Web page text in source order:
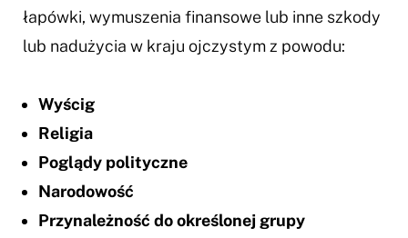
łapówki, wymuszenia finansowe lub inne szkody
lub nadużycia w kraju ojczystym z powodu:
Wyścig
Religia
Poglądy polityczne
Narodowość
Przynależność do określonej grupy